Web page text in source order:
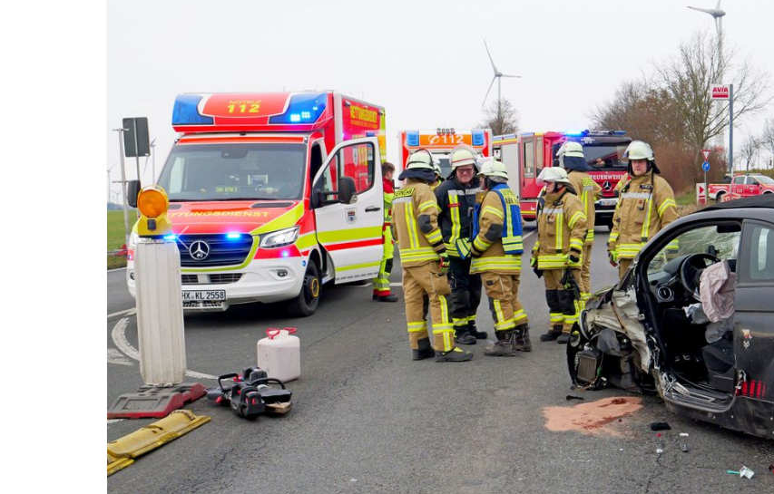
Bei einem Verkehrsunfall im Begegnungsverkehr auf der Bundesstraße 64 in Höhe
Autofahrerin schwer verletzt worden, vier weitere betroffene Personen kamen mit dem
Uhr in Höhe der Avia-Tankstelle ereignete, waren insgesamt drei Fahrzeuge, darunter ein
Weiterlesen: 27. November. Altenbeken Buke.
Previous Next
Featured
Previous
Featured
25.
Meinolf Brökelmann